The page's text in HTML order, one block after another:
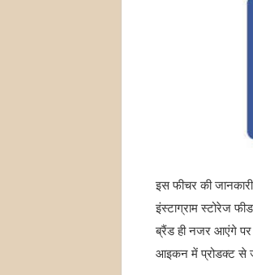
इस फीचर की
इंस्टाग्राम स्टोरेज
ब्रैंड ही नजर आएंगे
आइकन में प्रोडक्ट से